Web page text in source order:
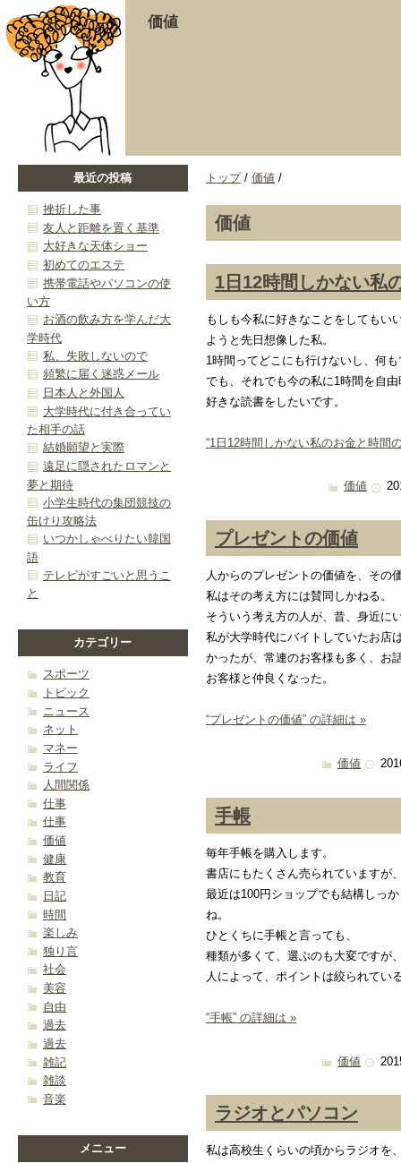
価値
トップ/ 価値 /
価値
1日12時間しかない私
もしも今私に好きなことをしてもい
ようと先日想像した私。
1時間ってどこにも行けないし、何
でも、それでも今の私に1時間を自
好きな読書をしたいです。
“1日12時間しかない私のお金と時間
価値
プレゼントの価値
人からのプレゼントの価値を、その
私はその考え方には賛同しかねる。
そういう考え方の人が、昔、身近に
私が大学時代にバイトしていたお店
かったが、常連のお客様も多く、お
お客様と仲良くなった。
“プレゼントの価値” の詳細は »
価値
手帳
毎年手帳を購入します。
書店にもたくさん売られていますが
最近は100円ショップでも結構しっ
ね。
ひとくちに手帳と言っても、
種類が多くて、選ぶのも大変ですが
人によって、ポイントは絞られてい
“手帳” の詳細は »
価値
ラジオとパソコン
私は高校生くらいの頃からラジオを
最近の投稿
挫折した事
友人と距離を置く基準
大好きな天体ショー
初めてのエステ
携帯電話やパソコンの使
い方
お酒の飲み方を学んだ大
学時代
私、失敗しないので
頻繁に届く迷惑メール
日本人と外国人
大学時代に付き合ってい
た相手の話
結婚願望と実際
遠足に隠されたロマンと
夢と期待
小学生時代の集団競技の
缶けり攻略法
いつかしゃべりたい韓国
語
テレビがすごいと思うこ
と
カテゴリー
スポーツ
トピック
ニュース
ネット
マネー
ライフ
人間関係
仕事
仕事
価値
健康
教育
日記
時間
楽しみ
独り言
社会
美容
自由
過去
過去
雑記
雑談
音楽
メニュー